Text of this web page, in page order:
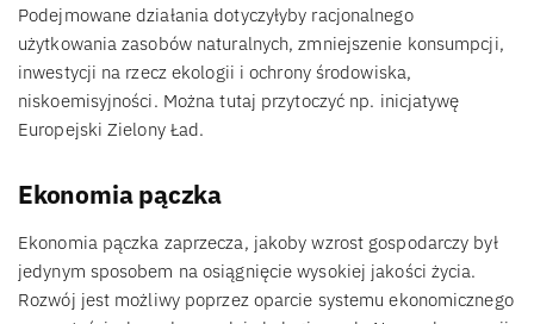
Podejmowane działania dotyczyłyby racjonalnego
użytkowania zasobów naturalnych, zmniejszenie konsumpcji,
inwestycji na rzecz ekologii i ochrony środowiska,
niskoemisyjności. Można tutaj przytoczyć np. inicjatywę
Europejski Zielony Ład.
Ekonomia pączka
Ekonomia pączka zaprzecza, jakoby wzrost gospodarczy był
jedynym sposobem na osiągnięcie wysokiej jakości życia.
Rozwój jest możliwy poprzez oparcie systemu ekonomicznego